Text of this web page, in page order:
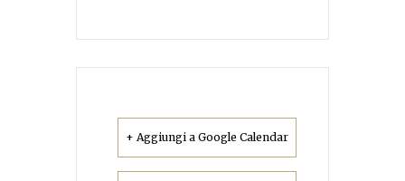
+ Aggiungi a Google Calendar